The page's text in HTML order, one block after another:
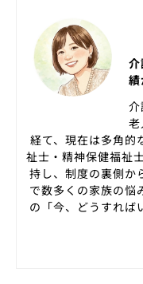
績
経て、現在は多角的
祉士・精神保健福祉
持し、制度の裏側か
で数多くの家族の悩
の「今、どうすれば